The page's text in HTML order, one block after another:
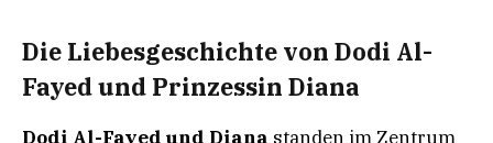
Die Liebesgeschichte von Dodi Al-
Fayed und Prinzessin Diana
Dodi Al-Fayed und Diana standen im Zentrum